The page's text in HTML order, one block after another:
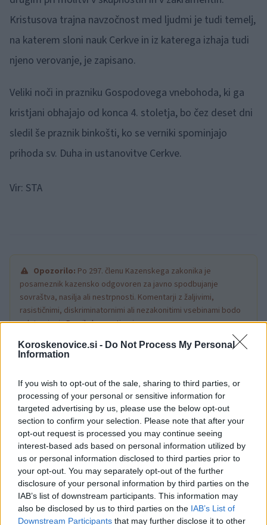
Koroskenovice.si - Do Not Process My Personal
Information
If you wish to opt-out of the sale, sharing to third parties, or
processing of your personal or sensitive information for
targeted advertising by us, please use the below opt-out
section to confirm your selection. Please note that after your
opt-out request is processed you may continue seeing
interest-based ads based on personal information utilized by
us or personal information disclosed to third parties prior to
your opt-out. You may separately opt-out of the further
disclosure of your personal information by third parties on the
IAB’s list of downstream participants. This information may
also be disclosed by us to third parties on the IAB’s List of
Downstream Participants that may further disclose it to other
Kristusova trajna navzočnost med ljudmi je tudi temelj,
na katerem sloni nauk Cerkve in iz katerega izhaja tudi
njeno verovanje, je zapisano.
Veliki noči in prazniku Gospodovega vnebohoda, ki ga
kristjani obhajajo od konca 4. stoletja, bo čez deset dni
sledil še praznik binkošti, ko se verniki spominjajo
prihoda sv. Duha in ustanovitve Cerkve.
Vir: STA
Opozorilo: Po 297. členu Kazenskega zakonika je
posameznik kazensko odgovoren za javno spodbujanje
sovraštva, nasilja ali nestrpnosti. Komentarji z žaljivimi,
rasističnimi, diskriminatornimi ali nezakonitimi vsebinami bodo
odstranjeni. Pravila komentiranja →
Failed to fetch
Občine: Slovenj Gradec
Dravograd
Ravne na Koroškem
Radlje ob Dravi
Mislinja
Prevalje
Mežica Črna na Koroškem
Vuzenica
Muta
Ribnica na Pohorju Podvelka
Kategorije: Novice Novice Novice
Novice